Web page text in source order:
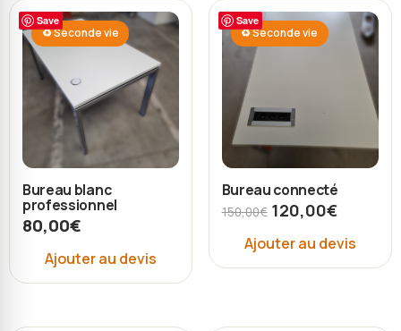
Save
♻ Seconde vie
Bureau blanc
professionnel
80,00€
Ajouter au devis
Save
♻ Seconde vie
Bureau connecté
150,00€ 120,00€
Ajouter au devis